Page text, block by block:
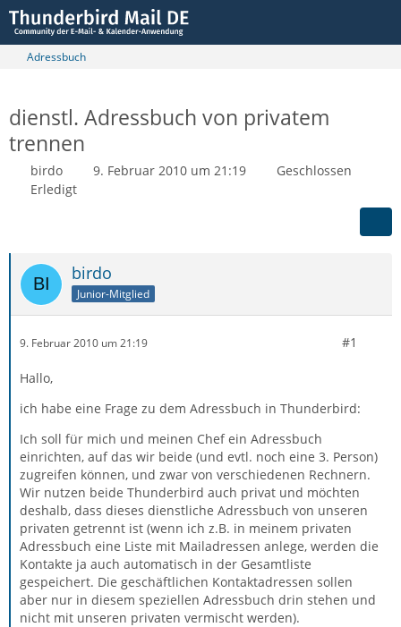
Adressbuch
dienstl. Adressbuch von privatem
trennen
birdo 9. Februar 2010 um 21:19
Geschlossen
Erledigt
birdo
Junior-Mitglied
9. Februar 2010 um 21:19 #1
Hallo,
ich habe eine Frage zu dem Adressbuch in Thunderbird:
Ich soll für mich und meinen Chef ein Adressbuch
einrichten, auf das wir beide (und evtl. noch eine 3. Person)
zugreifen können, und zwar von verschiedenen Rechnern.
Wir nutzen beide Thunderbird auch privat und möchten
deshalb, dass dieses dienstliche Adressbuch von unseren
privaten getrennt ist (wenn ich z.B. in meinem privaten
Adressbuch eine Liste mit Mailadressen anlege, werden die
Kontakte ja auch automatisch in der Gesamtliste
gespeichert. Die geschäftlichen Kontaktadressen sollen
aber nur in diesem speziellen Adressbuch drin stehen und
nicht mit unseren privaten vermischt werden).